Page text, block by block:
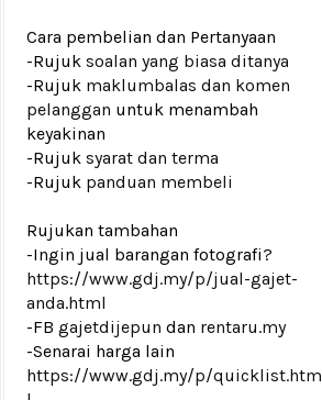
Cara pembelian dan Pertanyaan
-Rujuk soalan yang biasa ditanya
-Rujuk maklumbalas dan komen
pelanggan untuk menambah
keyakinan
-Rujuk syarat dan terma
-Rujuk panduan membeli
Rujukan tambahan
-Ingin jual barangan fotografi?
https://www.gdj.my/p/jual-gajet-
anda.html
-FB gajetdijepun dan rentaru.my
-Senarai harga lain
https://www.gdj.my/p/quicklist.htm